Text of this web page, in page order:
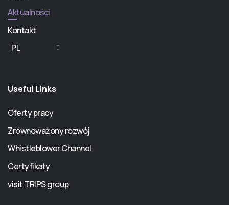
Aktualności
Kontakt
PL
Useful Links
Oferty pracy
Zrównoważony rozwój
Whistleblower Channel
Certyfikaty
visit TRIPS group